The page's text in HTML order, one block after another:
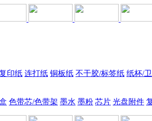
印纸 连打纸 铜板纸 不干胶/标签纸 纸杯/
色带芯/色带架 墨水 墨粉 芯片 光盘附件